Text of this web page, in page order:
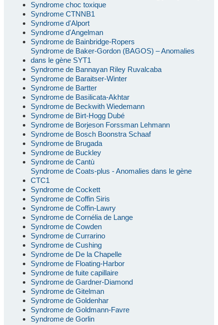
Syndrome choc toxique
Syndrome CTNNB1
Syndrome d'Alport
Syndrome d'Angelman
Syndrome de Bainbridge-Ropers
Syndrome de Baker-Gordon (BAGOS) – Anomalies
dans le gène SYT1
Syndrome de Bannayan Riley Ruvalcaba
Syndrome de Baraitser-Winter
Syndrome de Bartter
Syndrome de Basilicata-Akhtar
Syndrome de Beckwith Wiedemann
Syndrome de Birt-Hogg Dubé
Syndrome de Borjeson Forssman Lehmann
Syndrome de Bosch Boonstra Schaaf
Syndrome de Brugada
Syndrome de Buckley
Syndrome de Cantù
Syndrome de Coats-plus - Anomalies dans le gène
CTC1
Syndrome de Cockett
Syndrome de Coffin Siris
Syndrome de Coffin-Lawry
Syndrome de Cornélia de Lange
Syndrome de Cowden
Syndrome de Currarino
Syndrome de Cushing
Syndrome de De la Chapelle
Syndrome de Floating-Harbor
Syndrome de fuite capillaire
Syndrome de Gardner-Diamond
Syndrome de Gitelman
Syndrome de Goldenhar
Syndrome de Goldmann-Favre
Syndrome de Gorlin